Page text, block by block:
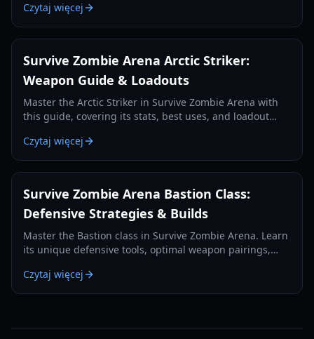
Czytaj więcej
Survive Zombie Arena Arctic Striker:
Weapon Guide & Loadouts
Master the Arctic Striker in Survive Zombie Arena with
this guide, covering its stats, best uses, and loadout
Czytaj więcej
Survive Zombie Arena Bastion Class:
Defensive Strategies & Builds
Master the Bastion class in Survive Zombie Arena. Learn
its unique defensive tools, optimal weapon pairings,
waves.
Czytaj więcej